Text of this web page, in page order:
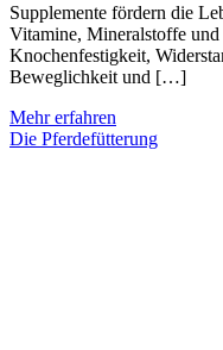
Supplemente fördern die
Vitamine, Mineralstoffe
Knochenfestigkeit,
Beweglichkeit und […]
Mehr erfahren
Die Pferdefütterung